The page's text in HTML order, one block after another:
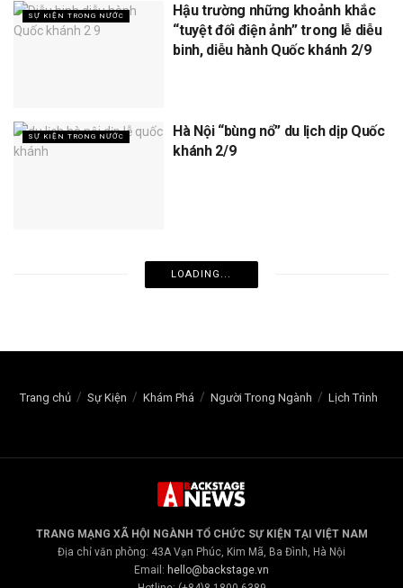
SỰ KIỆN TRONG NƯỚC
Hậu trường những khoảnh khắc
“tuyệt đối điện ảnh” trong lễ diễu
binh, diễu hành Quốc khánh 2/9
SỰ KIỆN TRONG NƯỚC
Hà Nội “bùng nổ” du lịch dịp Quốc
khánh 2/9
LOADING...
Trang chủ Sự Kiện Khám Phá Người Trong Ngành Lịch Trình
TRANG MẠNG XÃ HỘI NGÀNH TỔ CHỨC SỰ KIỆN TẠI VIỆT NAM
Địa chỉ văn phòng: 43A Vạn Phúc, Kim Mã, Ba Đình, Hà Nội
Email: hello@backstage.vn